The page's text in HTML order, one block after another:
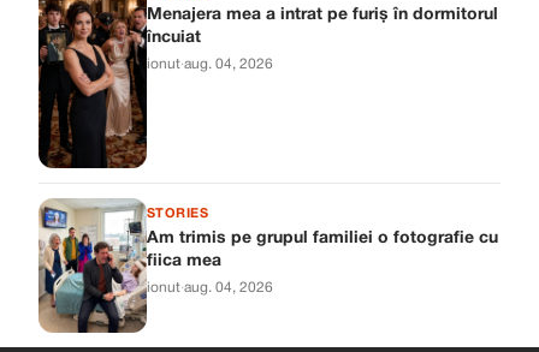
Menajera mea a intrat pe furiș în dormitorul
încuiat
ionut·aug. 04, 2026
STORIES
Am trimis pe grupul familiei o fotografie cu
fiica mea
ionut·aug. 04, 2026